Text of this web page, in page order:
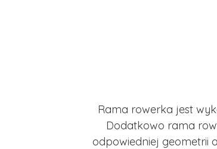
Rama rowerka jest
Dodatkowo rama
odpowiedniej geometrii